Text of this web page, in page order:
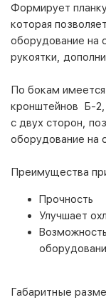
Формирует
которая
оборудование на
рукоятки,
По бокам
кронштейнов Б-
с двух сторон,
оборудование на
Преимущества
Прочность
Улучшает
Габаритные